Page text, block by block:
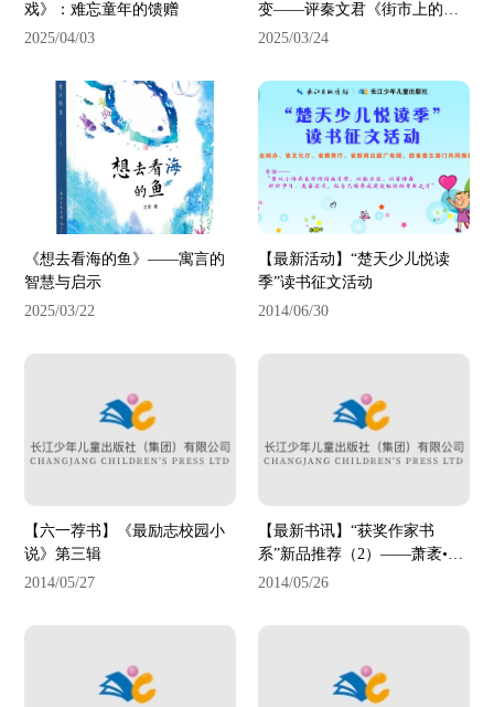
戏》：难忘童年的馈赠
2025/04/03
变——评秦文君《街市上的芭
蕾》
2025/03/24
《想去看海的鱼》——寓言的
智慧与启示
2025/03/22
【最新活动】“楚天少儿悦读
季”读书征文活动
2014/06/30
【六一荐书】《最励志校园小
说》第三辑
2014/05/27
【最新书讯】“获奖作家书
系”新品推荐（2）——萧袤•校
园幻想系列
2014/05/26